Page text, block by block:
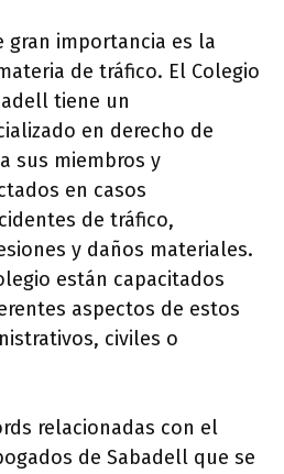
importancia es la
de tráfico. El Colegio
tiene un
en derecho de
sus miembros y
en casos
de tráfico,
y daños materiales.
están capacitados
aspectos de estos
civiles o
relacionadas con el
de Sabadell que se